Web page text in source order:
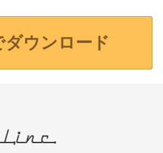
ウンロード